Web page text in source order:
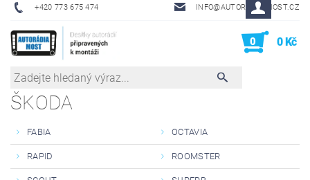
+420 773 675 474 INFO@AUTORADIA-MOST.CZ
0 0 Kč
ŠKODA
FABIA OCTAVIA
RAPID ROOMSTER